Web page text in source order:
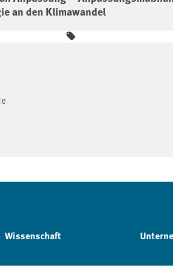
an den Klimawandel
Wissenschaft